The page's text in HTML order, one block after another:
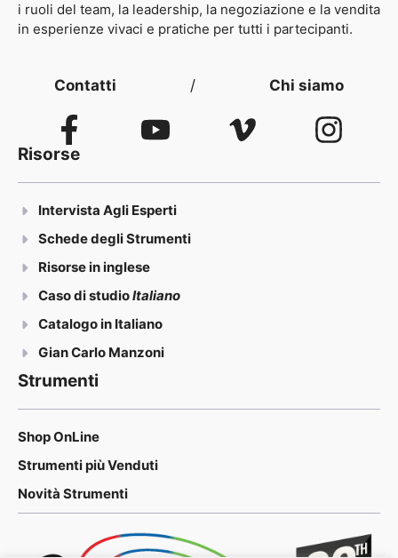
i ruoli del team, la leadership, la negoziazione e la vendita
in esperienze vivaci e pratiche per tutti i partecipanti.
Contatti / Chi siamo
Risorse
Intervista Agli Esperti
Schede degli Strumenti
Risorse in inglese
Caso di studioItaliano
Catalogo in Italiano
Gian Carlo Manzoni
Strumenti
Shop OnLine
Strumenti più Venduti
Novità Strumenti